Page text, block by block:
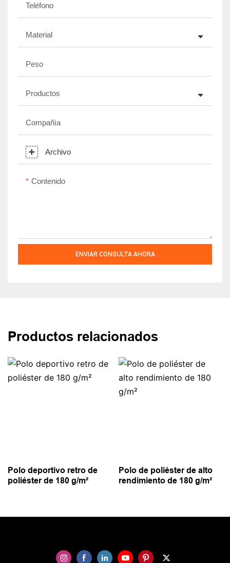
Teléfono
Material
Peso
Productos
Compañía
Archivo
Contenido
ENVIAR CONSULTA AHORA
Productos relacionados
Polo deportivo retro de
poliéster de 180 g/m²
Polo de poliéster de alto
rendimiento de 180 g/m²